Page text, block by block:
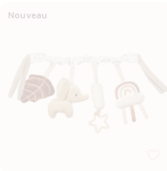
Lapidou Arche d’Activités pour
Nouveau